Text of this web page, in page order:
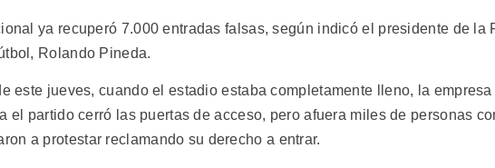
ya recuperó 7.000 entradas falsas, según indicó el presidente de la
Rolando Pineda.
este jueves, cuando el estadio estaba completamente lleno, la empresa
el partido cerró las puertas de acceso, pero afuera miles de personas
a protestar reclamando su derecho a entrar.